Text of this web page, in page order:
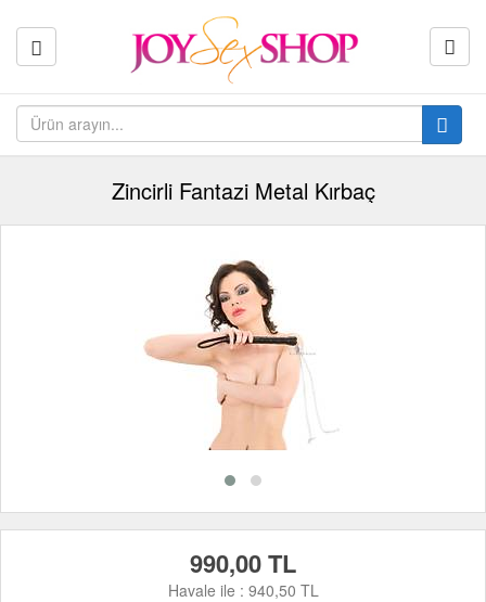
Zincirli Fantazi Metal Kırbaç
990,00 TL
Havale ile : 940,50 TL